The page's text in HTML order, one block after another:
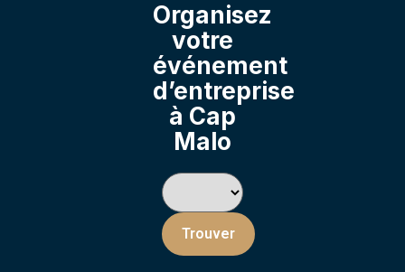
Organisez
votre
événement
d’entreprise
à Cap
Malo
Trouver